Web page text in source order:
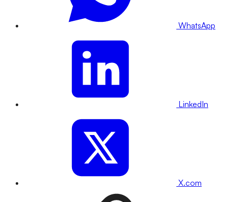
WhatsApp
LinkedIn
X.com